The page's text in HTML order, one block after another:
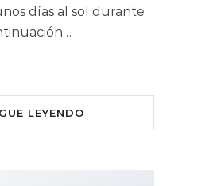
días al sol durante
LEYENDO